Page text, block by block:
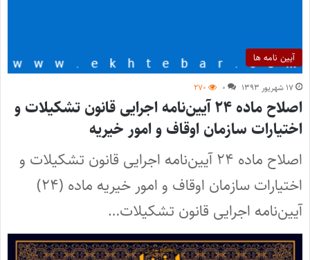
آیین نامه ها
۱۷ شهریور ۱۳۹۳ ۰ ۲۷۰
اصلاح ماده ۲۴ آیین‌نامه اجرایی قانون تشکیلات و
اختیارات سازمان اوقاف و امور خیریه
اصلاح ماده ۲۴ آیین‌نامه اجرایی قانون تشکیلات و
اختیارات سازمان اوقاف و امور خیریه ماده (۲۴)
آیین‌نامه اجرایی قانون تشکیلات…